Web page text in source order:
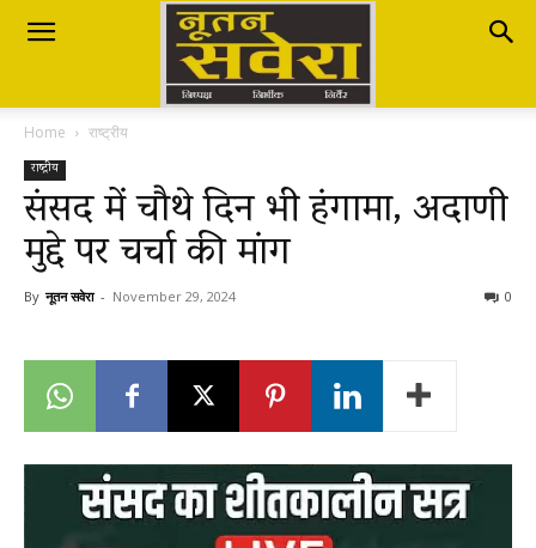
Nutan
Savera
नूतन
Home राष्ट्रीय
राष्ट्रीय
संसद में चौथे दिन भी हंगामा, अदाणी
मुद्दे पर चर्चा की मांग
By नूतन सवेरा - November 29, 2024 0